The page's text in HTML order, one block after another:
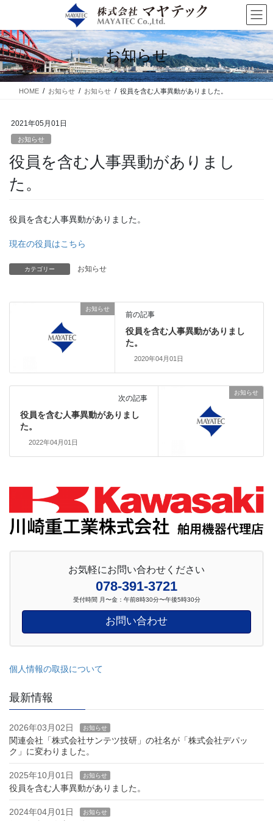
テ
ン
ツ
に
移
ゲ
ー
シ
ョ
ン
お知らせ
HOME お知らせ お知らせ 役員を含む人事異動がありました。
2021年05月01日
お知らせ
役員を含む人事異動がありまし
た。
役員を含む人事異動がありました。
現在の役員はこちら
カテゴリー お知らせ
お知らせ
前の記事
役員を含む人事異動がありまし
た。
2020年04月01日
お知らせ
次の記事
役員を含む人事異動がありまし
た。
2022年04月01日
お気軽にお問い合わせください
078-391-3721
受付時間 月〜金：午前8時30分〜午後5時30分
お問い合わせ
個人情報の取扱について
最新情報
2026年03月02日 お知らせ
関連会社「株式会社サンテツ技研」の社名が「株式会社デパッ
ク」に変わりました。
2025年10月01日 お知らせ
役員を含む人事異動がありました。
2024年04月01日 お知らせ